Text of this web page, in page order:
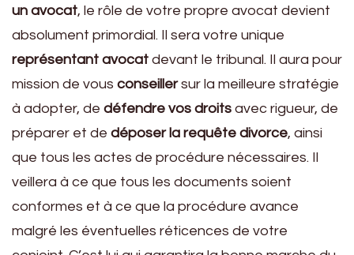
un avocat, le rôle de votre propre avocat devient
absolument primordial. Il sera votre unique
représentant avocat devant le tribunal. Il aura pour
mission de vous conseillersur la meilleure stratégie
à adopter, de défendre vos droits avec rigueur, de
préparer et de déposer la requête divorce, ainsi
que tous les actes de procédure nécessaires. Il
veillera à ce que tous les documents soient
conformes et à ce que la procédure avance
malgré les éventuelles réticences de votre